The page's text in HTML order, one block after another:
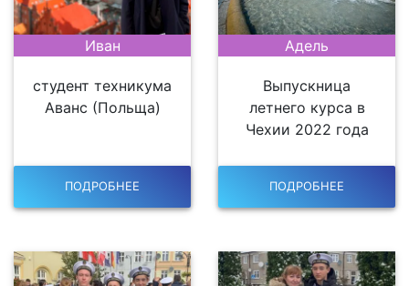
Иван
студент техникума
Аванс (Польща)
ПОДРОБНЕЕ
Адель
Выпускница
летнего курса в
Чехии 2022 года
ПОДРОБНЕЕ